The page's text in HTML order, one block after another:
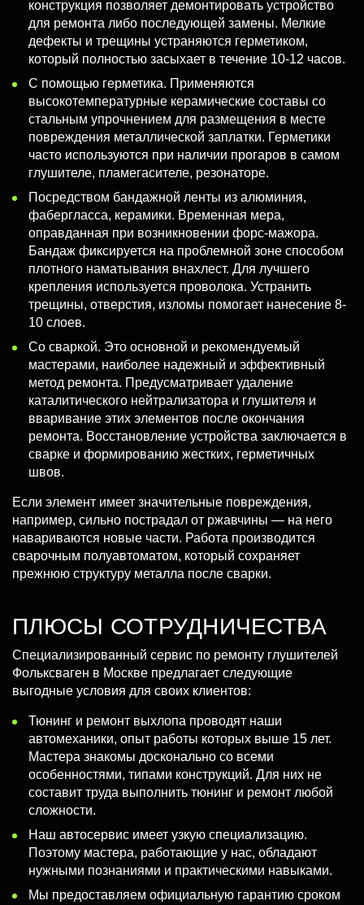
конструкция позволяет демонтировать устройство
для ремонта либо последующей замены. Мелкие
дефекты и трещины устраняются герметиком,
который полностью засыхает в течение 10-12 часов.
С помощью герметика. Применяются
высокотемпературные керамические составы со
стальным упрочнением для размещения в месте
повреждения металлической заплатки. Герметики
часто используются при наличии прогаров в самом
глушителе, пламегасителе, резонаторе.
Посредством бандажной ленты из алюминия,
фабергласса, керамики. Временная мера,
оправданная при возникновении форс-мажора.
Бандаж фиксируется на проблемной зоне способом
плотного наматывания внахлест. Для лучшего
крепления используется проволока. Устранить
трещины, отверстия, изломы помогает нанесение 8-
10 слоев.
Со сваркой. Это основной и рекомендуемый
мастерами, наиболее надежный и эффективный
метод ремонта. Предусматривает удаление
каталитического нейтрализатора и глушителя и
вваривание этих элементов после окончания
ремонта. Восстановление устройства заключается в
сварке и формированию жестких, герметичных
швов.
Если элемент имеет значительные повреждения,
например, сильно пострадал от ржавчины — на него
навариваются новые части. Работа производится
сварочным полуавтоматом, который сохраняет
прежнюю структуру металла после сварки.
ПЛЮСЫ СОТРУДНИЧЕСТВА
Специализированный сервис по ремонту глушителей
Фольксваген в Москве предлагает следующие
выгодные условия для своих клиентов:
Тюнинг и ремонт выхлопа проводят наши
автомеханики, опыт работы которых выше 15 лет.
Мастера знакомы досконально со всеми
особенностями, типами конструкций. Для них не
составит труда выполнить тюнинг и ремонт любой
сложности.
Наш автосервис имеет узкую специализацию.
Поэтому мастера, работающие у нас, обладают
нужными познаниями и практическими навыками.
Мы предоставляем официальную гарантию сроком